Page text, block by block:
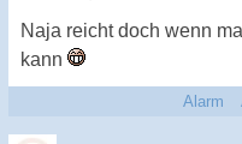
Naja reicht doch wenn
kann
Alarm